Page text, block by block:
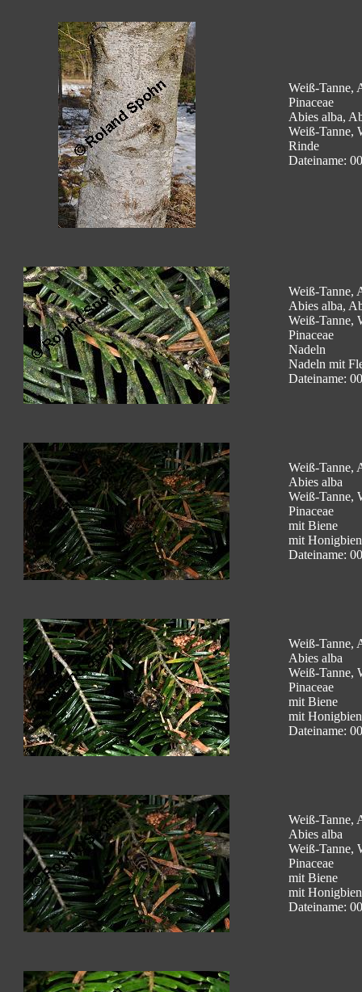
Weiß-Tanne,
Pinaceae
Abies alba,
Weiß-Tanne,
Rinde
Dateiname:
Weiß-Tanne,
Abies alba,
Weiß-Tanne,
Pinaceae
Nadeln
Nadeln mit
Dateiname:
Weiß-Tanne,
Abies alba
Weiß-Tanne,
Pinaceae
mit Biene
mit
Dateiname:
Weiß-Tanne,
Abies alba
Weiß-Tanne,
Pinaceae
mit Biene
mit
Dateiname:
Weiß-Tanne,
Abies alba
Weiß-Tanne,
Pinaceae
mit Biene
mit
Dateiname: